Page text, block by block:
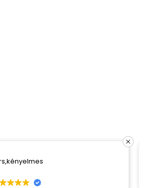
rendelés, korrekt a tájékoytatás,